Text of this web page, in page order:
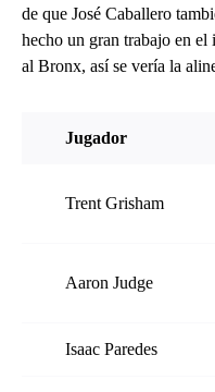
de que José Caballero
hecho un gran trabajo en
al Bronx, así se vería la
Jugador
Trent Grisham
Aaron Judge
Isaac Paredes